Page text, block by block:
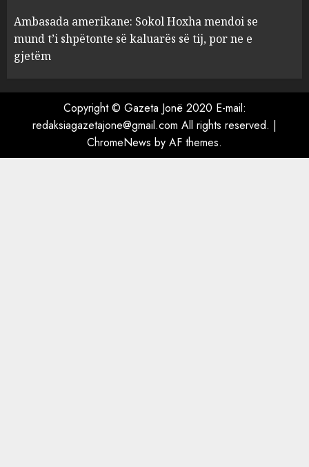
AUGUST 7, 2026
AUGUST 7, 2026
Ambasada amerikane: Sokol Hoxha mendoi se
mund t’i shpëtonte së kaluarës së tij, por ne e
gjetëm
Copyright © Gazeta Jonë 2020 E-mail:
redaksiagazetajone@gmail.com All rights reserved. |
ChromeNews by AF themes.